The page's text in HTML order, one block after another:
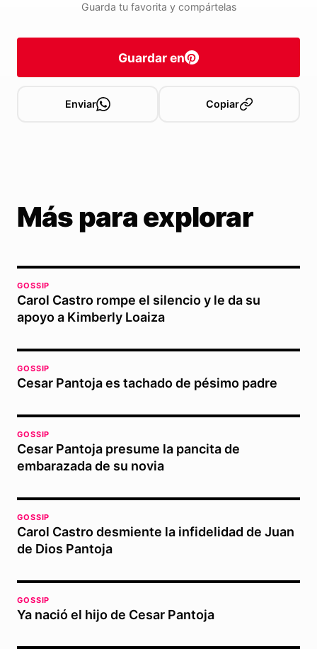
Guarda tu favorita y compártelas
Guardar en
Enviar Copiar
Más para explorar
GOSSIP
Carol Castro rompe el silencio y le da su
apoyo a Kimberly Loaiza
GOSSIP
Cesar Pantoja es tachado de pésimo padre
GOSSIP
Cesar Pantoja presume la pancita de
embarazada de su novia
GOSSIP
Carol Castro desmiente la infidelidad de Juan
de Dios Pantoja
GOSSIP
Ya nació el hijo de Cesar Pantoja